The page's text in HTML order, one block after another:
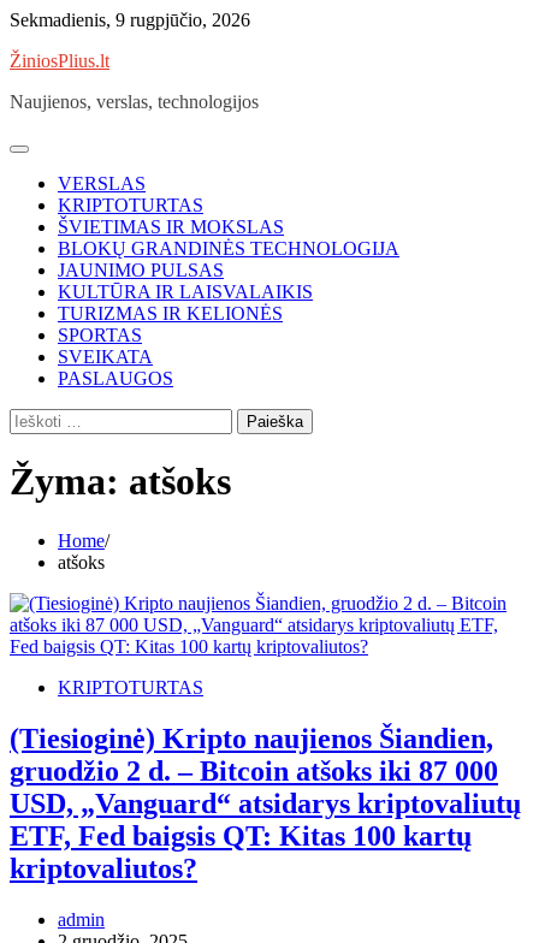
Skip
content
Sekmadienis, 9 rugpjūčio, 2026
ŽiniosPlius.lt
Naujienos, verslas, technologijos
VERSLAS
KRIPTOTURTAS
ŠVIETIMAS IR MOKSLAS
BLOKŲ GRANDINĖS TECHNOLOGIJA
JAUNIMO PULSAS
KULTŪRA IR LAISVALAIKIS
TURIZMAS IR KELIONĖS
SPORTAS
SVEIKATA
PASLAUGOS
Ieškoti:
Žyma: atšoks
Home
atšoks
KRIPTOTURTAS
(Tiesioginė) Kripto naujienos Šiandien,
gruodžio 2 d. – Bitcoin atšoks iki 87 000
USD, „Vanguard“ atsidarys kriptovaliutų
ETF, Fed baigsis QT: Kitas 100 kartų
kriptovaliutos?
admin